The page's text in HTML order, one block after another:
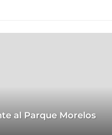
al Parque Morelos